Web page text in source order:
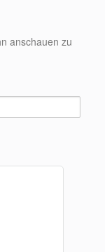
anschauen zu